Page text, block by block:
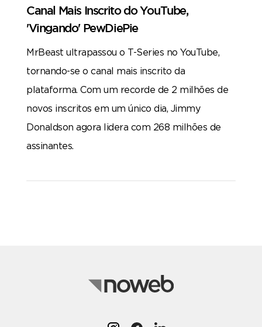
Canal Mais Inscrito do YouTube,
'Vingando' PewDiePie
MrBeast ultrapassou o T-Series no YouTube,
tornando-se o canal mais inscrito da
plataforma. Com um recorde de 2 milhões de
novos inscritos em um único dia, Jimmy
Donaldson agora lidera com 268 milhões de
assinantes.